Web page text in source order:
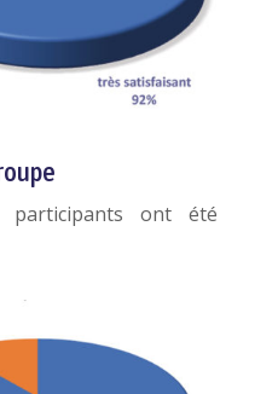
participants ont été